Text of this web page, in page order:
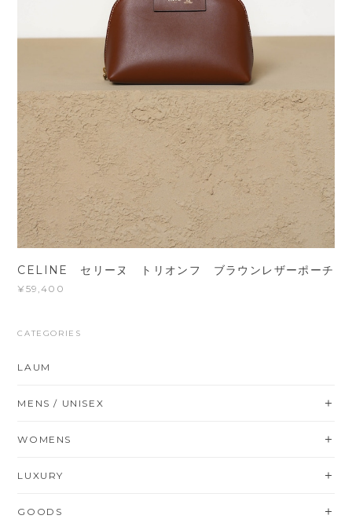
CELINE セリーヌ トリオンフ ブラウンレザーポーチ
¥59,400
CATEGORIES
LAUM
MENS / UNISEX
WOMENS
LUXURY
GOODS